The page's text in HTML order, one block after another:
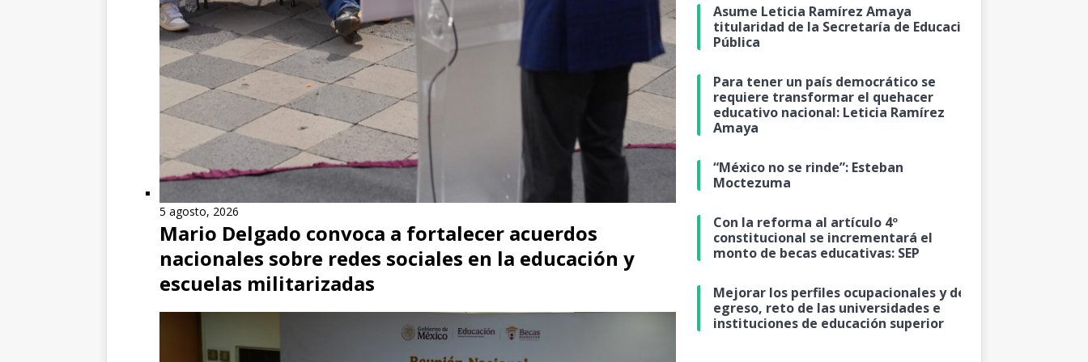
5 agosto, 2026
Mario Delgado convoca a fortalecer acuerdos
nacionales sobre redes sociales en la educación y
escuelas militarizadas
Asume Leticia Ramírez Amaya
titularidad de la Secretaría de Educación
Pública
Para tener un país democrático se
requiere transformar el quehacer
educativo nacional: Leticia Ramírez
Amaya
“México no se rinde”: Esteban
Moctezuma
Con la reforma al artículo 4º
constitucional se incrementará el
monto de becas educativas: SEP
Mejorar los perfiles ocupacionales y de
egreso, reto de las universidades e
instituciones de educación superior